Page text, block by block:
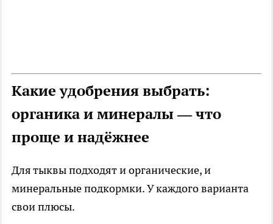
Какие удобрения выбрать:
органика и минералы — что
проще и надёжнее
Для тыквы подходят и органические, и
минеральные подкормки. У каждого варианта
свои плюсы.